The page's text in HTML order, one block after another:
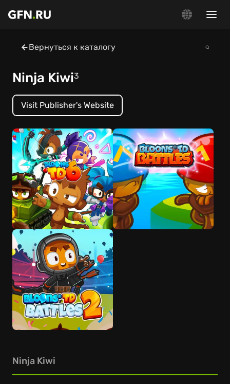
Вернуться к каталогу
Ninja Kiwi3
Visit Publisher's Website
Ninja Kiwi